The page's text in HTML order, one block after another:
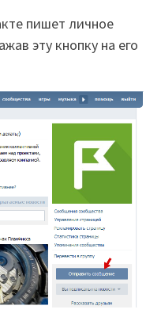
пишет личное
эту кнопку на его